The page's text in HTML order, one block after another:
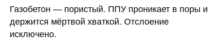
Газобетон — пористый. ППУ проникает в поры и
держится мёртвой хваткой. Отслоение
исключено.